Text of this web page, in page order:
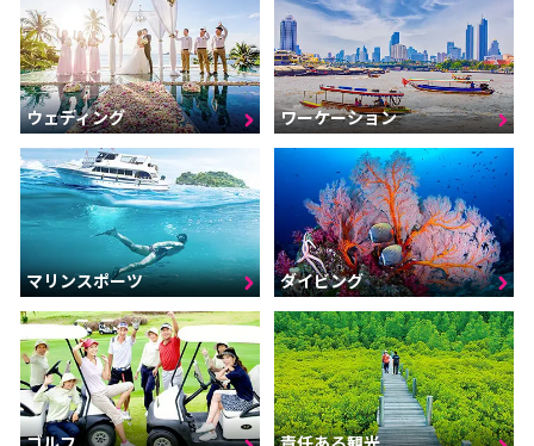
ウェディング ワーケーション
マリンスポーツ ダイビング